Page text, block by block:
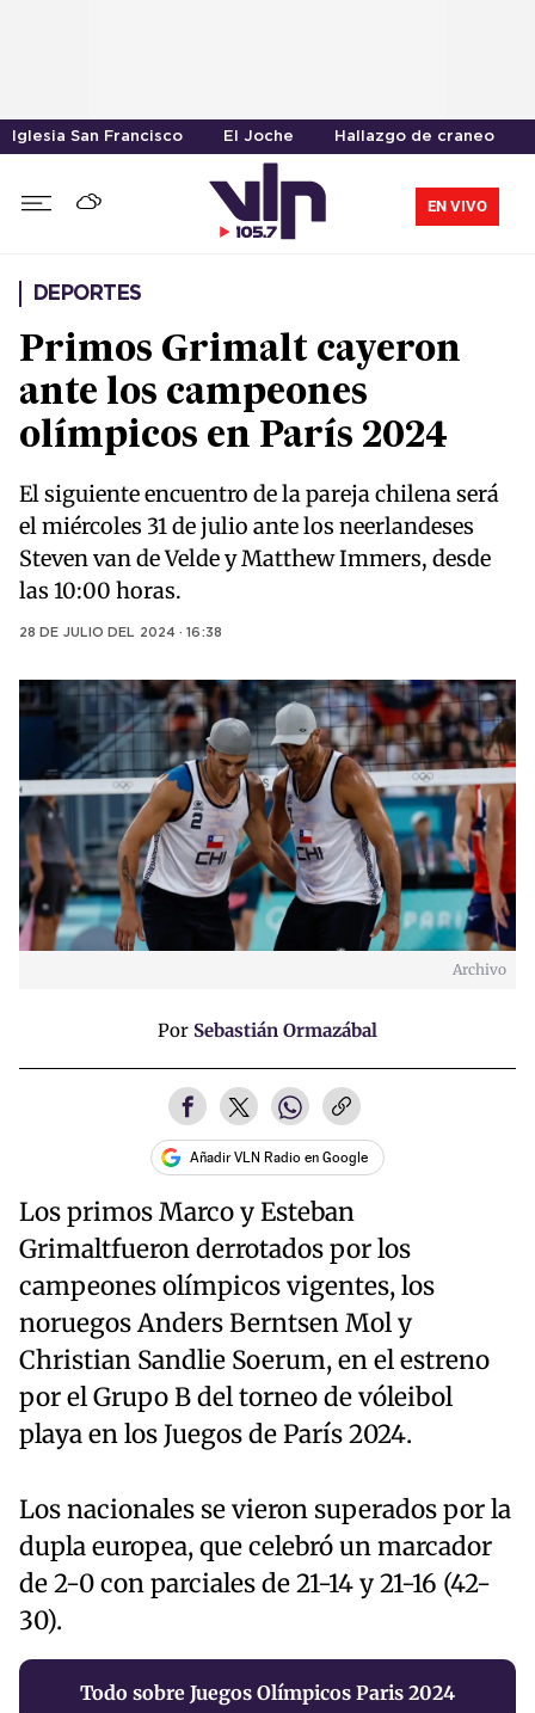
Iglesia San Francisco El Joche Hallazgo de craneo
EN VIVO
DEPORTES
Primos Grimalt cayeron
ante los campeones
olímpicos en París 2024
El siguiente encuentro de la pareja chilena será
el miércoles 31 de julio ante los neerlandeses
Steven van de Velde y Matthew Immers, desde
las 10:00 horas.
28 DE JULIO DEL 2024 · 16:38
Archivo
Por Sebastián Ormazábal
Añadir VLN Radio en Google
Los primos Marco y Esteban
Grimaltfueron derrotados por los
campeones olímpicos vigentes, los
noruegos Anders Berntsen Mol y
Christian Sandlie Soerum, en el estreno
por el Grupo B del torneo de vóleibol
playa en los Juegos de París 2024.
Los nacionales se vieron superados por la
dupla europea, que celebró un marcador
de 2-0 con parciales de 21-14 y 21-16 (42-
30).
Todo sobre Juegos Olímpicos Paris 2024